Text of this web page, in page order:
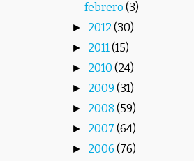
febrero(3)
► 2012 (30)
► 2011(15)
► 2010 (24)
► 2009 (31)
► 2008 (59)
► 2007 (64)
► 2006 (76)